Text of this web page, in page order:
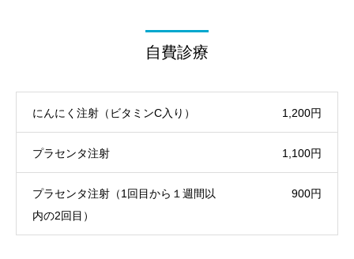
自費診療
にんにく注射（ビタミンC入り） 1,200円
プラセンタ注射 1,100円
プラセンタ注射（1回目から１週間以
内の2回目）
900円